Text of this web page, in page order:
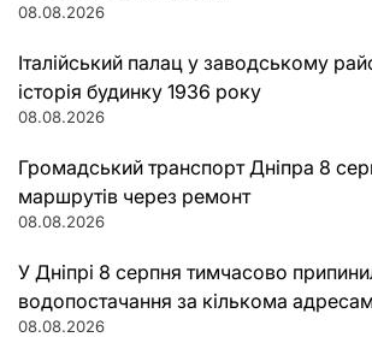
08.08.2026
Італійський палац у заводському
історія будинку 1936 року
08.08.2026
Громадський транспорт Дніпра 8
маршрутів через ремонт
08.08.2026
У Дніпрі 8 серпня тимчасово
водопостачання за кількома
08.08.2026